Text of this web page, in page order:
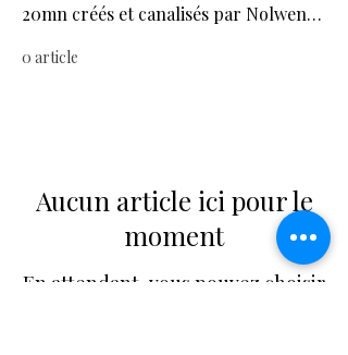
20mn créés et canalisés par Nolwenn
de soi-même et de soins énergétiques.
0 article
Aucun article ici pour le
moment
En attendant, vous pouvez choisir